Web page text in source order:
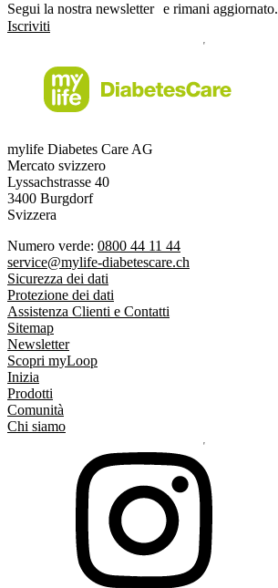
Segui la nostra newsletter e rimani aggiornato.
Iscriviti
mylife Diabetes Care AG
Mercato svizzero
Lyssachstrasse 40
3400 Burgdorf
Svizzera
Numero verde: 0800 44 11 44
service@mylife-diabetescare.ch
Sicurezza dei dati
Protezione dei dati
Assistenza Clienti e Contatti
Sitemap
Newsletter
Scopri myLoop
Inizia
Prodotti
Comunità
Chi siamo